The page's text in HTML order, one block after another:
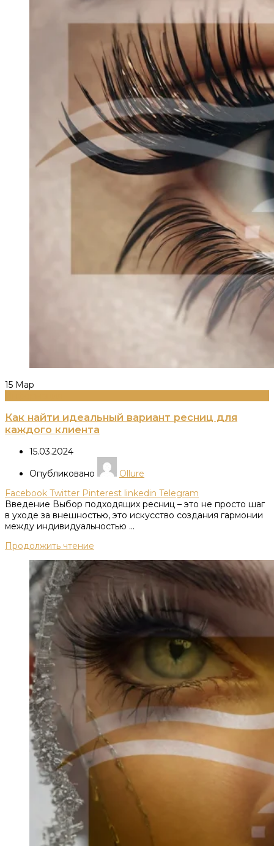
15 Мар
Как найти идеальный вариант ресниц для
каждого клиента
15.03.2024
Опубликовано
Ollure
Facebook Twitter Pinterest linkedin Telegram
Введение Выбор подходящих ресниц – это не просто шаг
в уходе за внешностью, это искусство создания гармонии
между индивидуальностью ...
Продолжить чтение